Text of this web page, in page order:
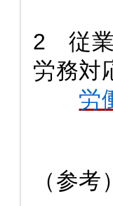
2 従業
労務対
労
（参考